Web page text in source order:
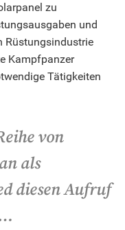
zu
und
Rüstungsindustrie
Kampfpanzer
Tätigkeiten
von
als
diesen Aufruf